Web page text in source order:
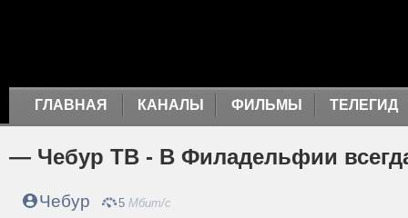
ГЛАВНАЯ КАНАЛЫ ФИЛЬМЫ ТЕЛЕГИД
— Чебур ТВ - В Филадельфии
Чебур 5 Мбит/с